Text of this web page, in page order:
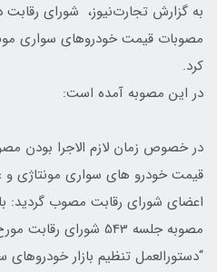
به گزارش تجارت‌نیوز، شورای
مصوبات قیمت خودروهای سواری
کرد.
در این مصوبه آمده است:
در خصوص زمان لازم الاجرا بودن
قیمت خودرو های سواری مونتاژی و
“دستورالعمل تنظیم بازار خودروهای